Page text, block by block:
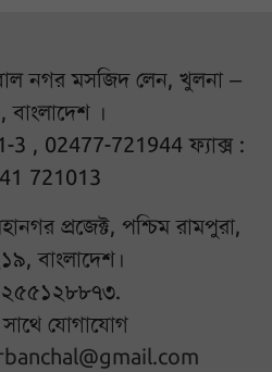
নগর মসজিদ লেন, খুলনা –
।
, 02477-721944 ফ্যাক্স :
721013
প্রজেক্ট, পশ্চিম রামপুরা,
বাংলাদেশ।
যোগাযোগ